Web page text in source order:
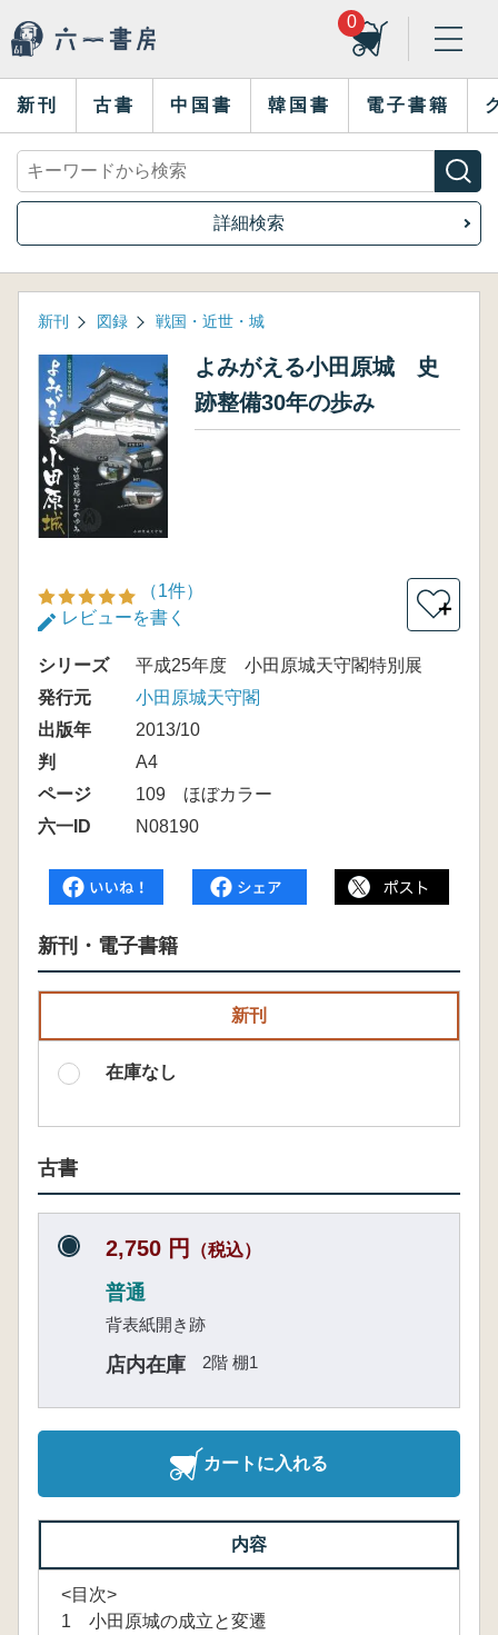
0
新刊 古書 中国書 韓国書 電子書籍
詳細検索
新刊 図録 戦国・近世・城
よみがえる小田原城 史
跡整備30年の歩み
（1件）
レビューを書く
＋
シリーズ
平成25年度 小田原城天守閣特別展
発行元
小田原城天守閣
出版年
2013/10
判
A4
ページ
109 ほぼカラー
六一ID
N08190
新刊・電子書籍
新刊
在庫なし
古書
2,750 円 （税込）
普通
背表紙開き跡
店内在庫 2階 棚1
カートに入れる
内容
<目次>
1 小田原城の成立と変遷